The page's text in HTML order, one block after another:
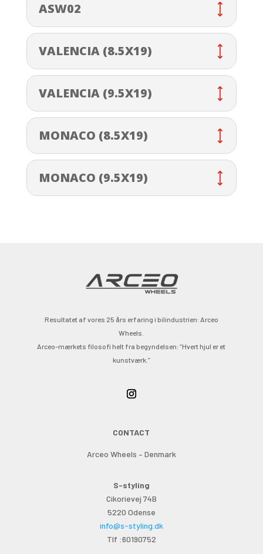
ASW02
VALENCIA (8.5X19)
VALENCIA (9.5X19)
MONACO (8.5X19)
MONACO (9.5X19)
Resultatet af vores 25 års erfaring i bilindustrien: Arceo
Wheels.
Arceo-mærkets filosofi helt fra begyndelsen: “Hvert hjul er et
kunstværk.”
CONTACT
Arceo Wheels – Denmark
S-styling
Cikorievej 74B
5220 Odense
info@s-styling.dk
Tlf :60190752